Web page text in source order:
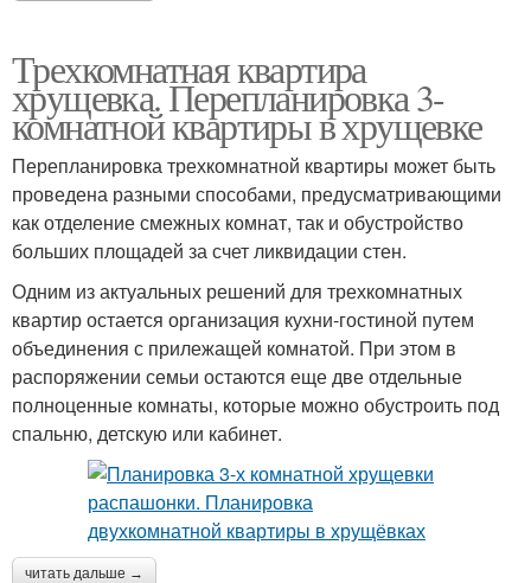
Трехкомнатная квартира
хрущевка. Перепланировка 3-
комнатной квартиры в хрущевке
Перепланировка трехкомнатной квартиры может быть
проведена разными способами, предусматривающими
как отделение смежных комнат, так и обустройство
больших площадей за счет ликвидации стен.
Одним из актуальных решений для трехкомнатных
квартир остается организация кухни-гостиной путем
объединения с прилежащей комнатой. При этом в
распоряжении семьи остаются еще две отдельные
полноценные комнаты, которые можно обустроить под
спальню, детскую или кабинет.
читать дальше →